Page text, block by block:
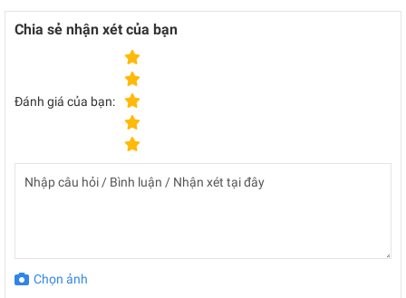
Chia sẻ nhận xét của bạn
Đánh giá của bạn:
Chọn ảnh